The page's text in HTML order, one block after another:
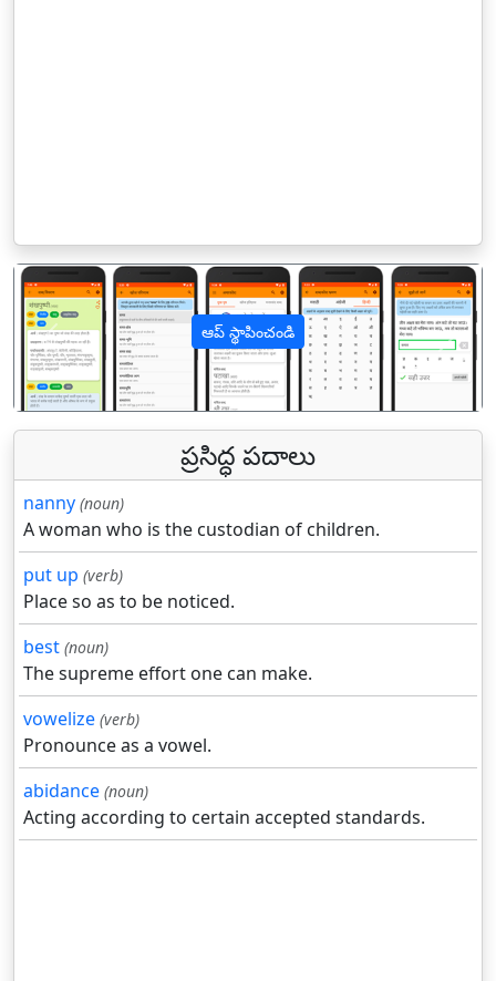
ఆప్ స్థాపించండి
पिछला
ప్రసిద్ధ పదాలు
nanny (noun)
A woman who is the custodian of children.
put up (verb)
Place so as to be noticed.
best (noun)
The supreme effort one can make.
vowelize (verb)
Pronounce as a vowel.
abidance (noun)
Acting according to certain accepted standards.